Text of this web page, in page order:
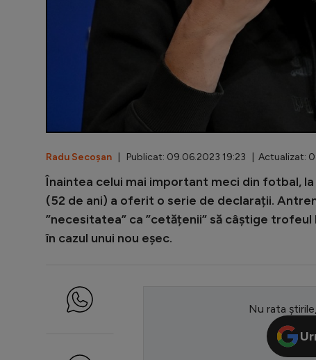
Radu Secoșan | Publicat: 09.06.2023 19:23 | Actualizat:
Înaintea celui mai important meci din fotbal,
(52 de ani) a oferit o serie de declarații.
”necesitatea” ca ”cetățenii” să câștige
în cazul unui nou eșec.
Nu rata